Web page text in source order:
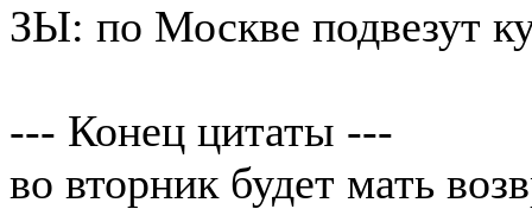
ЗЫ: по Москве подвезут
--- Конец цитаты ---
во вторник будет мать